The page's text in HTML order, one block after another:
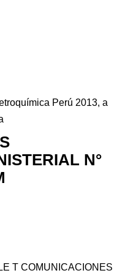
Perú 2013, a
N°
T COMUNICACIONES